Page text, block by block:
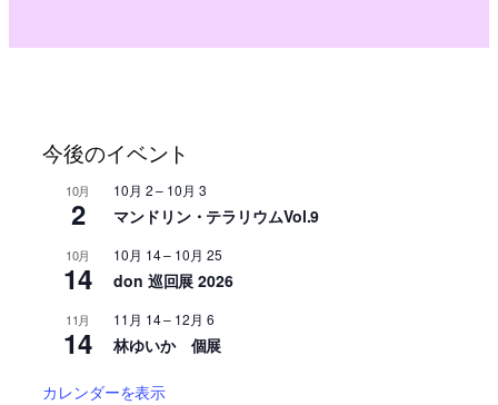
今後のイベント
10月
2
10月 2– 10月 3
マンドリン・テラリウムVol.9
10月
14
10月 14– 10月 25
don 巡回展 2026
11月
14
11月 14– 12月 6
林ゆいか 個展
カレンダーを表示